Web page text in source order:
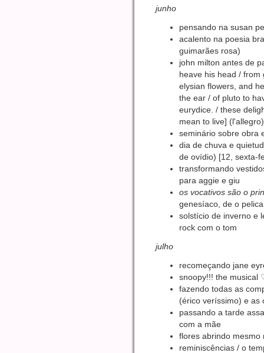
junho
pensando na susan
acalento na poesia
guimarães rosa)
john milton antes de
heave his head / from
elysian flowers, and
the ear / of pluto to
eurydice. / these
mean to live] (l'allegro)
seminário sobre obra
dia de chuva e
de ovídio) [12, sexta-
transformando
para aggie e giu
os vocativos são o
genesíaco, de o
solstício de inverno e
rock com o tom
julho
recomeçando jane
snoopy!!! the musical
fazendo todas as
(érico veríssimo) e as
passando a tarde
com a mãe
flores abrindo mesmo
reminiscências / o